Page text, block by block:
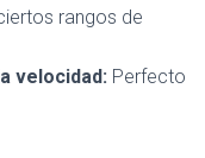
rangos de
velocidad: Perfecto